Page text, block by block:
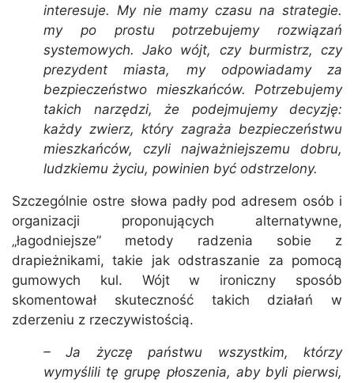
interesuje. My nie mamy czasu na strategie.
my po prostu potrzebujemy rozwiązań
systemowych. Jako wójt, czy burmistrz, czy
prezydent miasta, my odpowiadamy za
bezpieczeństwo mieszkańców. Potrzebujemy
takich narzędzi, że podejmujemy decyzję:
każdy zwierz, który zagraża bezpieczeństwu
mieszkańców, czyli najważniejszemu dobru,
ludzkiemu życiu, powinien być odstrzelony.
Szczególnie ostre słowa padły pod adresem osób i
organizacji proponujących alternatywne,
„łagodniejsze” metody radzenia sobie z
drapieżnikami, takie jak odstraszanie za pomocą
gumowych kul. Wójt w ironiczny sposób
skomentował skuteczność takich działań w
zderzeniu z rzeczywistością.
– Ja życzę państwu wszystkim, którzy
wymyślili tę grupę płoszenia, aby byli pierwsi,